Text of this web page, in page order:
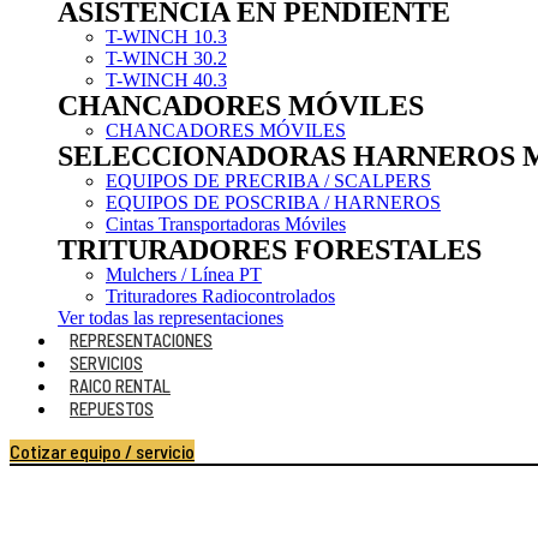
ASISTENCIA EN PENDIENTE
T-WINCH 10.3
T-WINCH 30.2
T-WINCH 40.3
CHANCADORES MÓVILES
CHANCADORES MÓVILES
SELECCIONADORAS HARNEROS
EQUIPOS DE PRECRIBA / SCALPERS
EQUIPOS DE POSCRIBA / HARNEROS
Cintas Transportadoras Móviles
TRITURADORES FORESTALES
Mulchers / Línea PT
Trituradores Radiocontrolados
Ver todas las representaciones
REPRESENTACIONES
SERVICIOS
RAICO RENTAL
REPUESTOS
Cotizar equipo / servicio